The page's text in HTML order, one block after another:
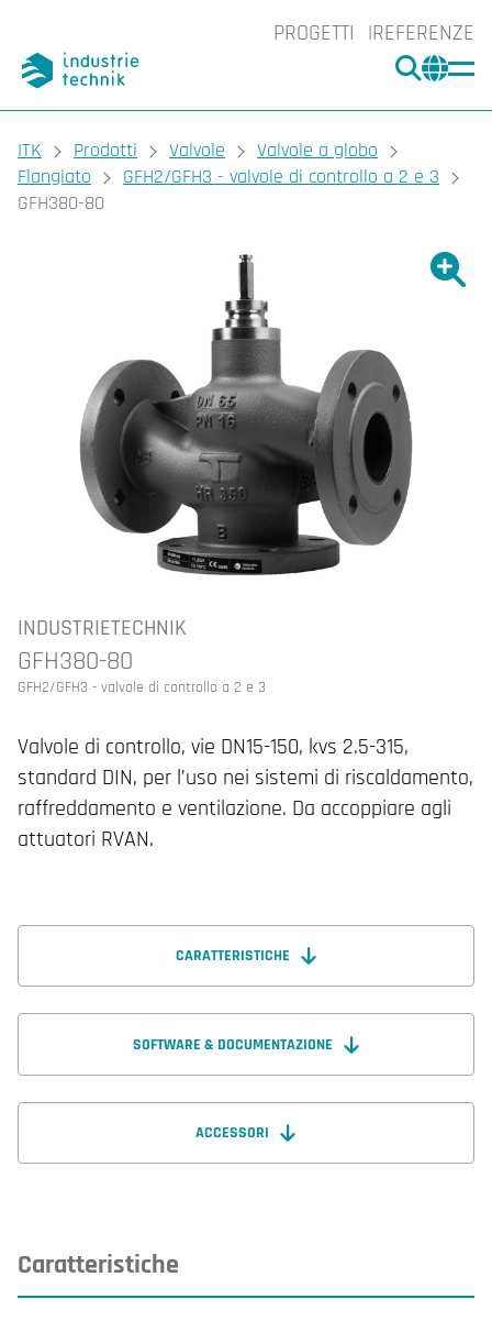
PROGETTI REFERENZE
CERCA
You are here:
ITK Prodotti Valvole
Valvole a globo
Flangiato
GFH2/GFH3 - valvole di controllo a 2 e 3
GFH380-80
INDUSTRIETECHNIK
GFH380-80
GFH2/GFH3 - valvole di controllo a 2 e 3
Valvole di controllo, vie DN15-150, kvs 2.5-315,
standard DIN, per l’uso nei sistemi di riscaldamento,
raffreddamento e ventilazione. Da accoppiare agli
attuatori RVAN.
CARATTERISTICHE
SOFTWARE & DOCUMENTAZIONE
ACCESSORI
Caratteristiche